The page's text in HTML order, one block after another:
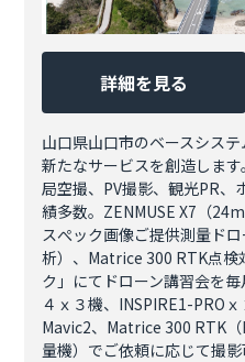
詳細を見る
山口県山口市のベースシス
新たなサービスを創造しま
局空撮、PV撮影、観光PR、
績多数。ZENMUSE X7（
スぺック画像ご提供測量ド
析）、Matrice 300 RTK点検
ク」にてドローン講習会を
４ｘ３機、INSPIRE1-PROｘ
Mavic2、Matrice 300 RTK
量機）でご依頼に応じて撮影